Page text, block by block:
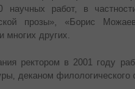
научных работ, в
прозы», «Борис
многих других.
ректором в 2001 году
деканом филологического